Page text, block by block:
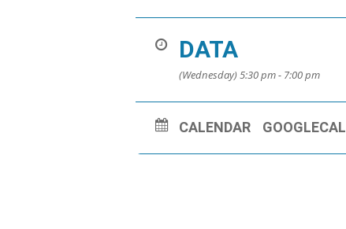
DATA
(Wednesday) 5:30 pm - 7:00 pm
CALENDAR GOOGLECAL